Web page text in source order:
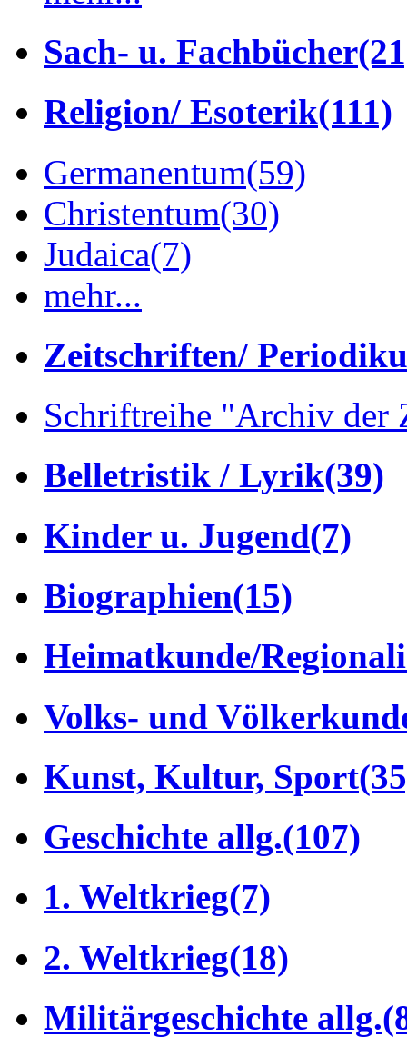
Sach- u. Fachbücher
Religion/ Esoterik(111)
Germanentum(59)
Christentum(30)
Judaica(7)
mehr...
Zeitschriften/
Schriftreihe "Archiv der
Belletristik / Lyrik(39)
Kinder u. Jugend(7)
Biographien(15)
Heimatkunde/
Volks- und
Kunst, Kultur, Sport
Geschichte allg.(107)
1. Weltkrieg(7)
2. Weltkrieg(18)
Militärgeschichte allg.